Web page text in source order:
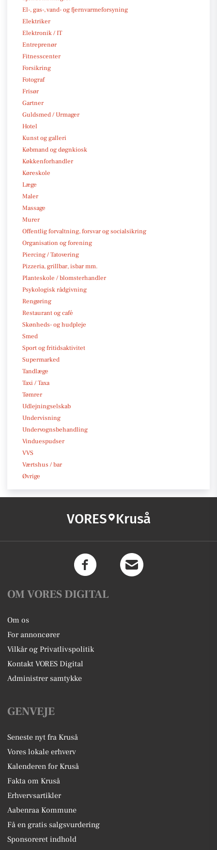
El-, gas-, vand- og fjernvarmeforsyning
Elektriker
Elektronik / IT
Entreprenør
Fitnesscenter
Forsikring
Fotograf
Frisør
Gartner
Guldsmed / Urmager
Hotel
Kunst og galleri
Købmand og døgnkiosk
Køkkenforhandler
Køreskole
Læge
Maler
Massage
Murer
Offentlig forvaltning, forsvar og socialsikring
Organisation og forening
Piercing / Tatovering
Pizzeria, grillbar, isbar mm.
Planteskole / blomsterhandler
Psykologisk rådgivning
Rengøring
Restaurant og café
Skønheds- og hudpleje
Smed
Sport og fritidsaktivitet
Supermarked
Tandlæge
Taxi / Taxa
Tømrer
Udlejningselskab
Undervisning
Undervognsbehandling
Vinduespudser
VVS
Værtshus / bar
Øvrige
VORES Kruså
OM VORES DIGITAL
Om os
For annoncører
Vilkår og Privatlivspolitik
Kontakt VORES Digital
Administrer samtykke
GENVEJE
Seneste nyt fra Kruså
Vores lokale erhverv
Kalenderen for Kruså
Fakta om Kruså
Erhvervsartikler
Aabenraa Kommune
Få en gratis salgsvurdering
Sponsoreret indhold